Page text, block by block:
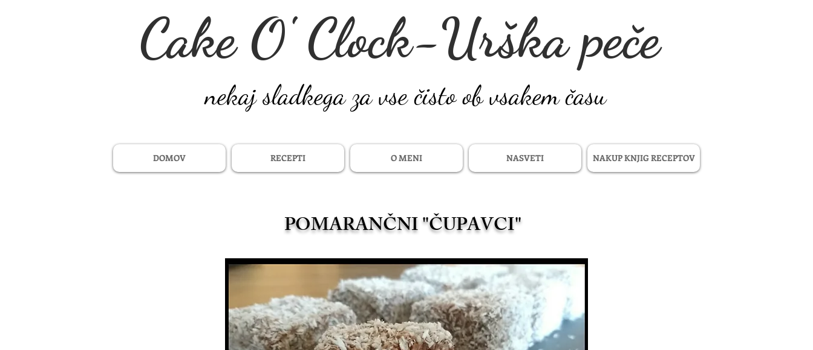
Cake O' Clock-Urška peče
nekaj sladkega za vse čisto ob vsakem času
DOMOV RECEPTI O MENI NASVETI NAKUP KNJIG RECEPTOV
POMARANČNI "ČUPAVCI"